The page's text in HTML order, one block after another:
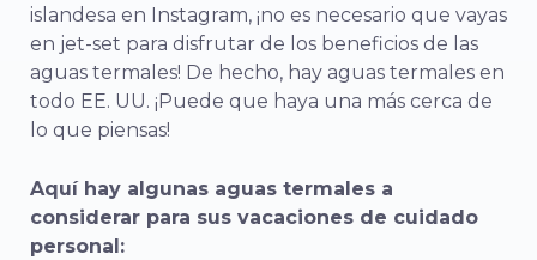
islandesa en Instagram, ¡no es necesario que vayas
en jet-set para disfrutar de los beneficios de las
aguas termales! De hecho, hay aguas termales en
todo EE. UU. ¡Puede que haya una más cerca de
lo que piensas!
Aquí hay algunas aguas termales a
considerar para sus vacaciones de cuidado
personal: